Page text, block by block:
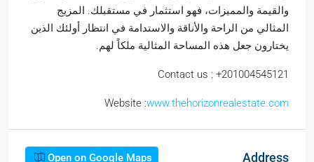
والقيمة والمميزات، فهو استثمار في مستقبلك. المزيج
المثالي من الراحة والأناقة والاستدامة في انتظار أولئك الذين
يختارون جعل هذه المساحة المثالية ملكاً لهم.
Contact us : +201004545121
Website :www.thehorizonrealestate.com
Address
Open on Google Maps